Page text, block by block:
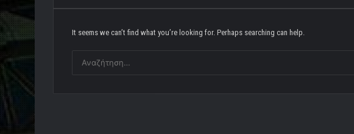
It seems we can’t find what you’re looking for. Perhaps searching can help.